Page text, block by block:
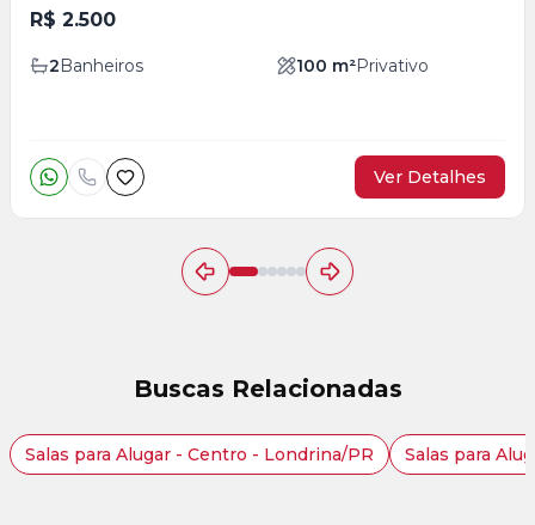
R$ 2.500
2Banheiros 100 m²Privativo
Ver Detalhes
Buscas Relacionadas
Salas para Alugar - Centro - Londrina/PR Salas para